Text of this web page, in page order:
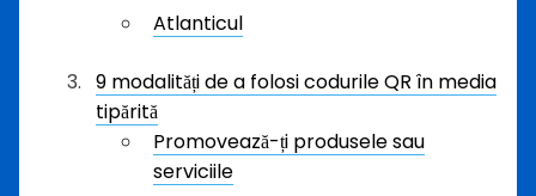
Atlanticul
9 modalități de a folosi codurile QR în media
tipărită
Promovează-ți produsele sau
serviciile